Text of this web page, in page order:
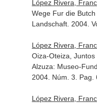
López Rivera,
Wege Fur die Butch
Landschaft. 2004.
López Rivera,
Oiza-Oteiza,
Alzuza: Museo-
2004. Núm. 3. Pag.
López Rivera,